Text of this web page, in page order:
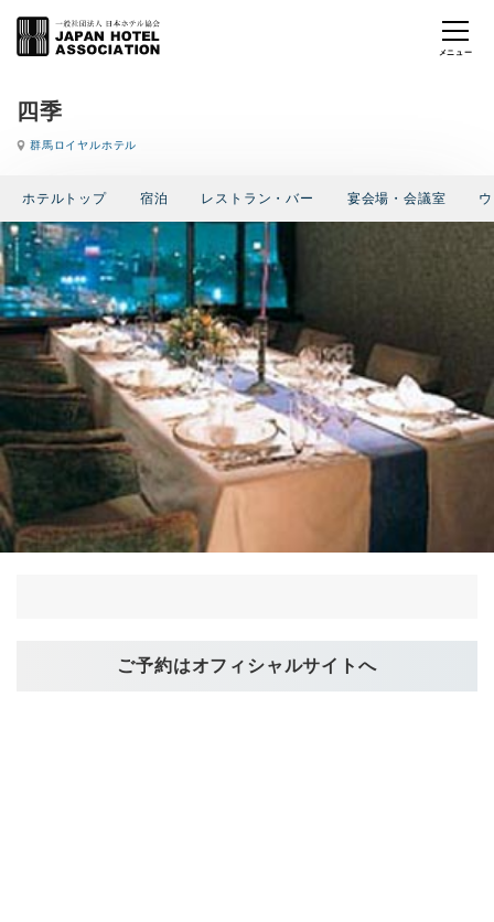
四季
群馬ロイヤルホテル
ホテルトップ 宿泊 レストラン・バー 宴会場・会議室
ご予約はオフィシャルサイトへ